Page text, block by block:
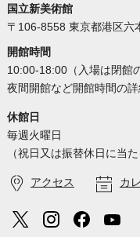
国立新美術館
〒106-8558 東京都港区六
開館時間
10:00-18:00（入場は閉館
夜間開館など開館時間の
休館日
毎週火曜日
（祝日又は振替休日に当
アクセス カ